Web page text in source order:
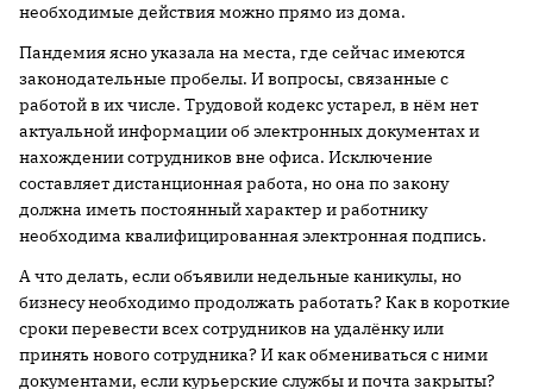
необходимые действия можно прямо из дома.
Пандемия ясно указала на места, где сейчас имеются
законодательные пробелы. И вопросы, связанные с
работой в их числе. Трудовой кодекс устарел, в нём нет
актуальной информации об электронных документах и
нахождении сотрудников вне офиса. Исключение
составляет дистанционная работа, но она по закону
должна иметь постоянный характер и работнику
необходима квалифицированная электронная подпись.
А что делать, если объявили недельные каникулы, но
бизнесу необходимо продолжать работать? Как в короткие
сроки перевести всех сотрудников на удалёнку или
принять нового сотрудника? И как обмениваться с ними
документами, если курьерские службы и почта закрыты?